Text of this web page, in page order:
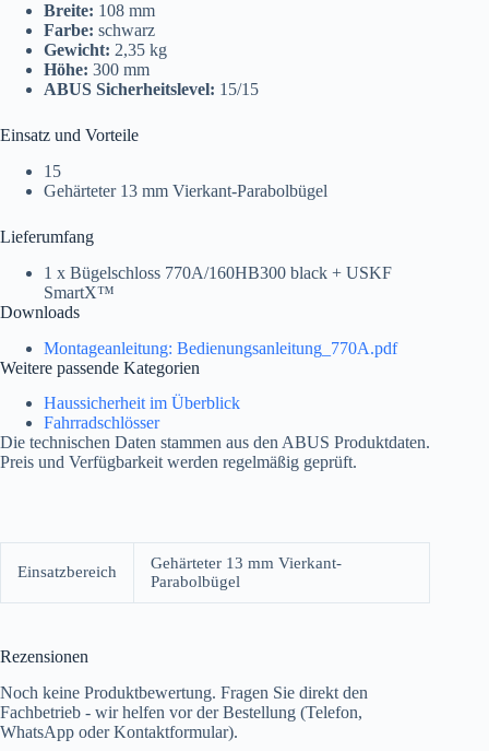
Breite: 108 mm
Farbe: schwarz
Gewicht: 2,35 kg
Höhe: 300 mm
ABUS Sicherheitslevel: 15/15
Einsatz und Vorteile
15
Gehärteter 13 mm Vierkant-Parabolbügel
Lieferumfang
1 x Bügelschloss 770A/160HB300 black + USKF
SmartX™
Downloads
Montageanleitung: Bedienungsanleitung_770A.pdf
Weitere passende Kategorien
Haussicherheit im Überblick
Fahrradschlösser
Die technischen Daten stammen aus den ABUS Produktdaten.
Preis und Verfügbarkeit werden regelmäßig geprüft.
Einsatzbereich
Gehärteter 13 mm Vierkant-
Parabolbügel
Rezensionen
Noch keine Produktbewertung. Fragen Sie direkt den
Fachbetrieb - wir helfen vor der Bestellung (Telefon,
WhatsApp oder Kontaktformular).